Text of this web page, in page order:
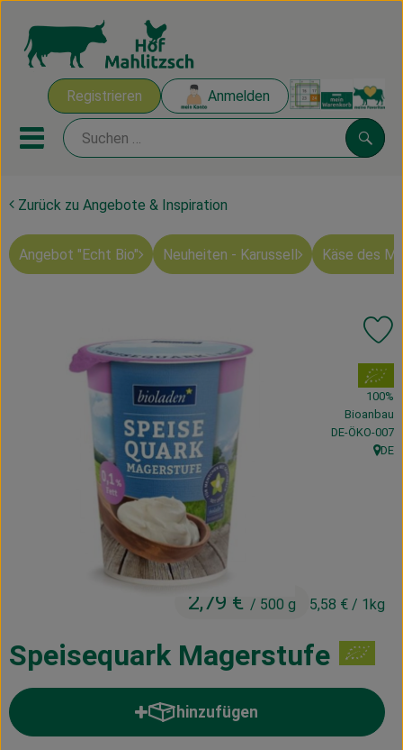
Registrieren Anmelden
Mobiles Menu öffnen oder
Ökokisten
Mahlitzscher Produkte
Ökokisten
Obst & Gemüse
Vorratskammer
Haus, Garten & Co.
Lieferservice
Neues vom Hof
Zurück zu Angebote & Inspiration
Angebot "Echt Bio" Neuheiten - Karussell Käse des
Speisequark Magerstufe
2,79 € / 500 g 5,58 € / 1kg
, Verband:
100%
Bioanbau
,DE-ÖKO-007
,
DE
hinzufügen
Produkt zum Warenkorb